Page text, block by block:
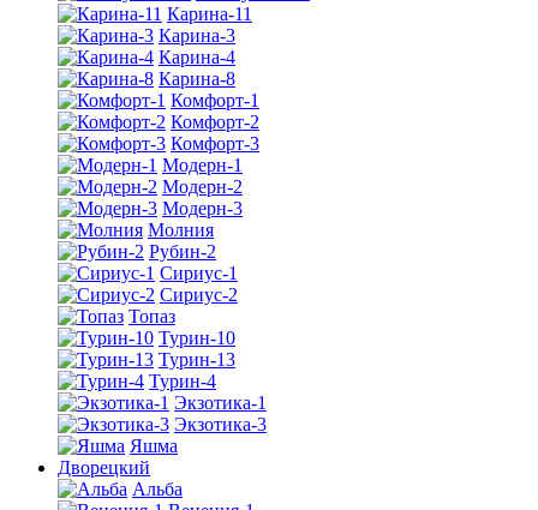
Карина-11
Карина-3
Карина-4
Карина-8
Комфорт-1
Комфорт-2
Комфорт-3
Модерн-1
Модерн-2
Модерн-3
Молния
Рубин-2
Сириус-1
Сириус-2
Топаз
Турин-10
Турин-13
Турин-4
Экзотика-1
Экзотика-3
Яшма
Дворецкий
Альба